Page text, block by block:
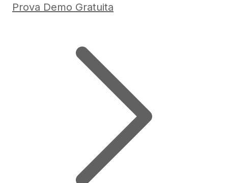
Prova Demo Gratuita